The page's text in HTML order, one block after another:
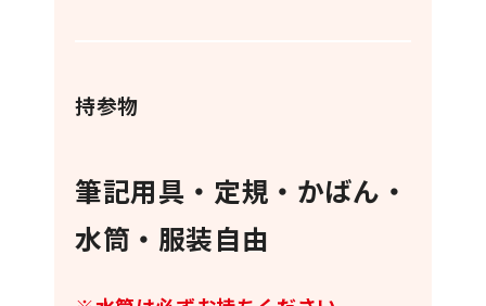
持参物
筆記用具・定規・かばん・
水筒・服装自由